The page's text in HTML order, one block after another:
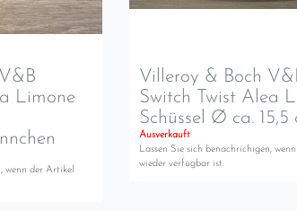
Limone
wenn der Artikel
Villeroy & Boch
Switch Twist Alea
Schüssel Ø ca. 15,5
Ausverkauft
Lassen Sie sich benachrichigen,
wieder verfügbar ist.